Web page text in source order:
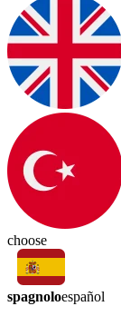
choose
spagnoloespañol